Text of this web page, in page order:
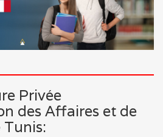
Privée
des Affaires et de